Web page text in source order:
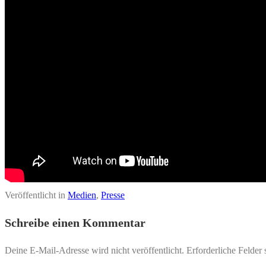
Veröffentlicht in Medien, Presse
Schreibe einen Kommentar
Deine E-Mail-Adresse wird nicht veröffentlicht. Erforderliche Felder